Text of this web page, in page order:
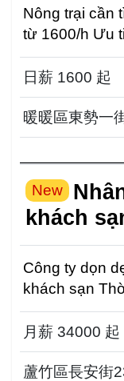
Nông trại cần
từ 1600/h Ưu
điểm: 台...
日薪 1600 起
暖暖區東勢一
New
khách
Công ty dọn
khách sạn
34000 Tuần
月薪 34000 起
蘆竹區長安街